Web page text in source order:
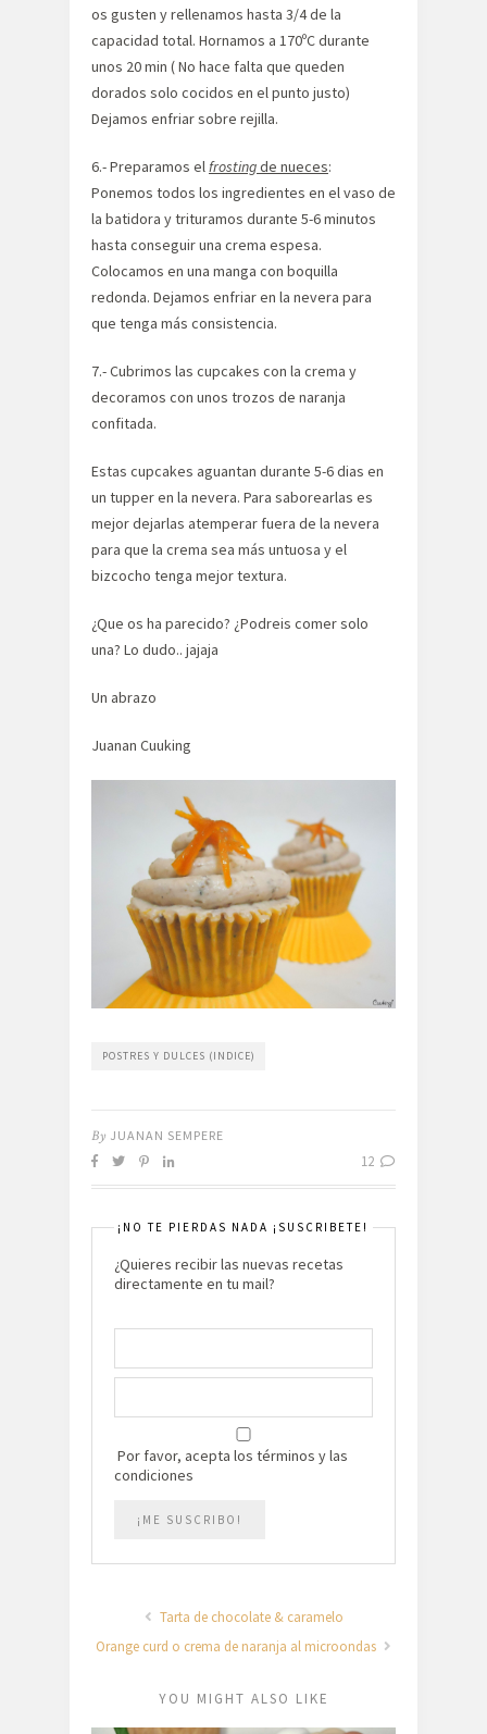
os gusten y rellenamos hasta 3/4 de la
capacidad total. Hornamos a 170ºC durante
unos 20 min ( No hace falta que queden
dorados solo cocidos en el punto justo)
Dejamos enfriar sobre rejilla.
6.- Preparamos elfrostingde nueces:
Ponemos todos los ingredientes en el vaso de
la batidora y trituramos durante 5-6 minutos
hasta conseguir una crema espesa.
Colocamos en una manga con boquilla
redonda. Dejamos enfriar en la nevera para
que tenga más consistencia.
7.- Cubrimos las cupcakes con la crema y
decoramos con unos trozos de naranja
confitada.
Estas cupcakes aguantan durante 5-6 dias en
un tupper en la nevera. Para saborearlas es
mejor dejarlas atemperar fuera de la nevera
para que la crema sea más untuosa y el
bizcocho tenga mejor textura.
¿Que os ha parecido? ¿Podreis comer solo
una? Lo dudo.. jajaja
Un abrazo
Juanan Cuuking
POSTRES Y DULCES (INDICE)
By JUANAN SEMPERE
12
¡NO TE PIERDAS NADA ¡SUSCRIBETE!
¿Quieres recibir las nuevas recetas
directamente en tu mail?
Por favor, acepta los términos y las
condiciones
Tarta de chocolate & caramelo
Orange curd o crema de naranja al microondas
YOU MIGHT ALSO LIKE